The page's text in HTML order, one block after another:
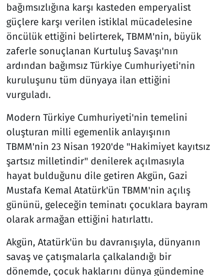
bağımsızlığına karşı kasteden emperyalist
güçlere karşı verilen istiklal mücadelesine
öncülük ettiğini belirterek, TBMM'nin, büyük
zaferle sonuçlanan Kurtuluş Savaşı'nın
ardından bağımsız Türkiye Cumhuriyeti'nin
kuruluşunu tüm dünyaya ilan ettiğini
vurguladı.
Modern Türkiye Cumhuriyeti'nin temelini
oluşturan milli egemenlik anlayışının
TBMM'nin 23 Nisan 1920'de "Hakimiyet kayıtsız
şartsız milletindir" denilerek açılmasıyla
hayat bulduğunu dile getiren Akgün, Gazi
Mustafa Kemal Atatürk'ün TBMM'nin açılış
gününü, geleceğin teminatı çocuklara bayram
olarak armağan ettiğini hatırlattı.
Akgün, Atatürk'ün bu davranışıyla, dünyanın
savaş ve çatışmalarla çalkalandığı bir
dönemde, çocuk haklarını dünya gündemine